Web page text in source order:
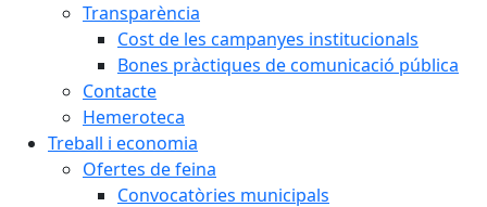
Transparència
Cost de les campanyes institucionals
Bones pràctiques de comunicació pública
Contacte
Hemeroteca
Treball i economia
Ofertes de feina
Convocatòries municipals